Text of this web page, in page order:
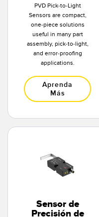
PVD Pick-to-Light
Sensors are compact,
one-piece solutions
useful in many part
assembly, pick-to-light,
and error-proofing
applications.
Aprenda
Más
Sensor de
Precisión de